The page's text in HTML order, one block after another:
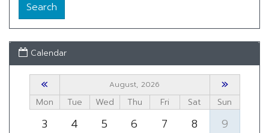
Search
Calendar
« August, 2026 »
Mon Tue Wed Thu Fri Sat Sun
3 4 5 6 7 8 9